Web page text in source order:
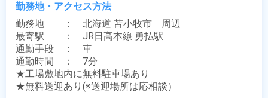
勤務地・アクセス方法
勤務地　　：　北海道 苫小牧市　周辺
最寄駅　　：　JR日高本線 勇払駅
通勤手段　：　車
通勤時間　：　7分
★工場敷地内に無料駐車場あり
★無料送迎あり(※送迎場所は応相談）